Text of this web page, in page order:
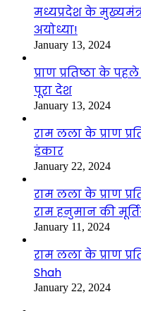
मध्यप्रदेश के
अयोध्या!
January 13, 2024
प्राण प्रतिष्ठा के
पूरा देश
January 13, 2024
राम लला के प्राण
इंकार
January 22, 2024
राम लला के प्राण
राम हनुमान की
January 11, 2024
राम लला के प्राण
Shah
January 22, 2024